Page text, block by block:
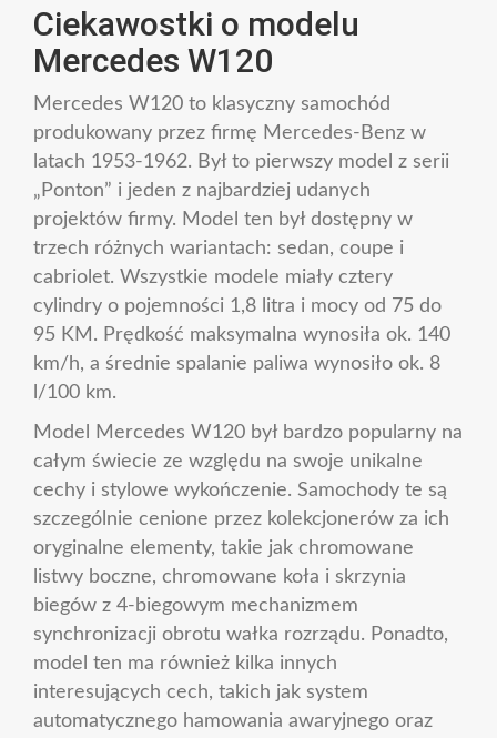
Ciekawostki o modelu
Mercedes W120
Mercedes W120 to klasyczny samochód
produkowany przez firmę Mercedes-Benz w
latach 1953-1962. Był to pierwszy model z serii
„Ponton” i jeden z najbardziej udanych
projektów firmy. Model ten był dostępny w
trzech różnych wariantach: sedan, coupe i
cabriolet. Wszystkie modele miały cztery
cylindry o pojemności 1,8 litra i mocy od 75 do
95 KM. Prędkość maksymalna wynosiła ok. 140
km/h, a średnie spalanie paliwa wynosiło ok. 8
l/100 km.
Model Mercedes W120 był bardzo popularny na
całym świecie ze względu na swoje unikalne
cechy i stylowe wykończenie. Samochody te są
szczególnie cenione przez kolekcjonerów za ich
oryginalne elementy, takie jak chromowane
listwy boczne, chromowane koła i skrzynia
biegów z 4-biegowym mechanizmem
synchronizacji obrotu wałka rozrządu. Ponadto,
model ten ma również kilka innych
interesujących cech, takich jak system
automatycznego hamowania awaryjnego oraz